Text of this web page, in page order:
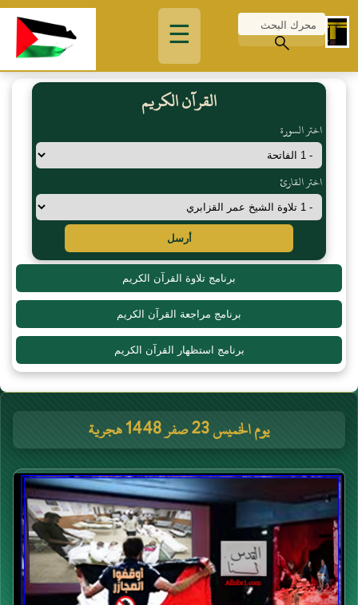
☰
القرآن الكريم
اختر السورة
اختر القارئ
أرسل
برنامج تلاوة القرآن الكريم
برنامج مراجعة القرآن الكريم
برنامج استظهار القرآن الكريم
يوم الخميس 23 صفر 1448 هجرية